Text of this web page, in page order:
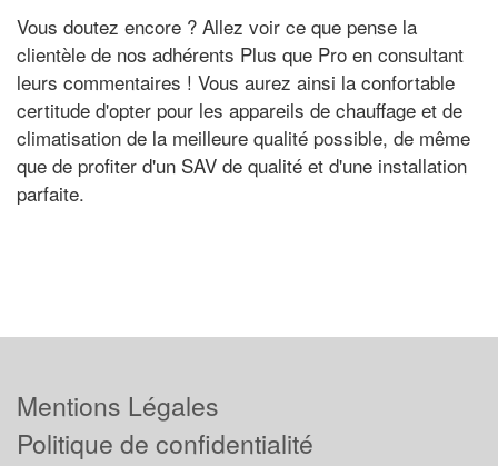
Vous doutez encore ? Allez voir ce que pense la
clientèle de nos adhérents Plus que Pro en consultant
leurs commentaires ! Vous aurez ainsi la confortable
certitude d'opter pour les appareils de chauffage et de
climatisation de la meilleure qualité possible, de même
que de profiter d'un SAV de qualité et d'une installation
parfaite.
Mentions Légales
Politique de confidentialité